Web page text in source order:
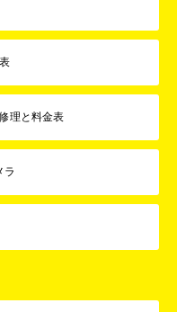
理と料金表
ラ